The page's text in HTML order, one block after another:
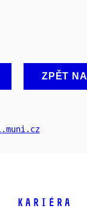
ZPĚT
.muni .cz
KARIÉRA